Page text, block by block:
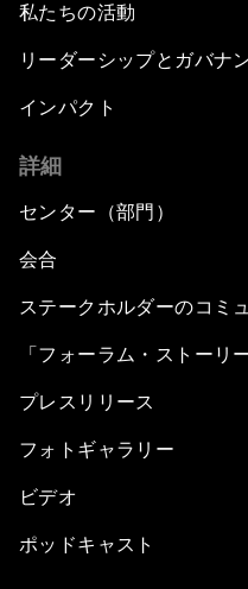
私たちの活動
リーダーシップとガバナ
インパクト
詳細
センター（部門）
会合
ステークホルダーのコミ
「フォーラム・ストーリー
プレスリリース
フォトギャラリー
ビデオ
ポッドキャスト